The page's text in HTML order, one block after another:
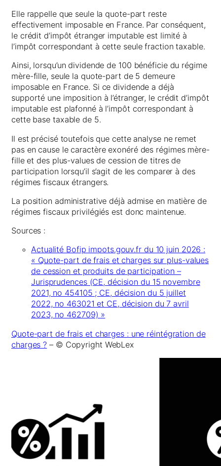
Elle rappelle que seule la quote-part reste
effectivement imposable en France. Par conséquent,
le crédit d’impôt étranger imputable est limité à
l’impôt correspondant à cette seule fraction taxable.
Ainsi, lorsqu’un dividende de 100 bénéficie du régime
mère-fille, seule la quote-part de 5 demeure
imposable en France. Si ce dividende a déjà
supporté une imposition à l’étranger, le crédit d’impôt
imputable est plafonné à l’impôt correspondant à
cette base taxable de 5.
Il est précisé toutefois que cette analyse ne remet
pas en cause le caractère exonéré des régimes mère-
fille et des plus-values de cession de titres de
participation lorsqu’il s’agit de les comparer à des
régimes fiscaux étrangers.
La position administrative déjà admise en matière de
régimes fiscaux privilégiés est donc maintenue.
Sources :
Actualité Bofip impots.gouv.fr du 10 juin 2026 :
« Quote-part de frais et charges sur plus-values
de cession et produits de participation –
Jurisprudences (CE, décision du 15 novembre
2021, no 454105 ; CE, décision du 5 juillet
2022, no 463021 et CE, décision du 7 avril
2023, no 462709) »
Quote-part de frais et charges : une réintégration de
charges ? – © Copyright WebLex